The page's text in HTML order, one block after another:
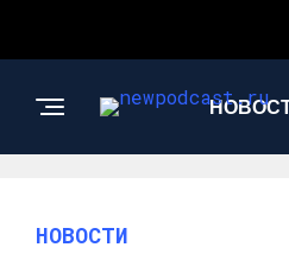
НОВОСТИ